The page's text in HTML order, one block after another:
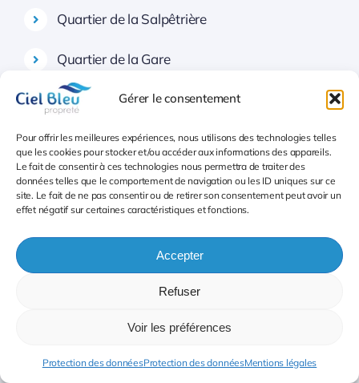
Gérer le consentement
Pour offrir les meilleures expériences, nous utilisons des technologies telles
que les cookies pour stocker et/ou accéder aux informations des appareils.
Le fait de consentir à ces technologies nous permettra de traiter des
données telles que le comportement de navigation ou les ID uniques sur ce
site. Le fait de ne pas consentir ou de retirer son consentement peut avoir un
effet négatif sur certaines caractéristiques et fonctions.
Accepter
Refuser
Voir les préférences
Protection des donnéesProtection des donnéesMentions légales
Quartier de la Salpêtrière
Quartier de la Gare
Quartier de la Maison-Blanche
Quartier de Croulebarbe
14e arrondissement
Quartier du Montparnasse
Quartier du Parc-de-Montsouris
Quartier du Petit-Montrouge
Quartier de Plaisance